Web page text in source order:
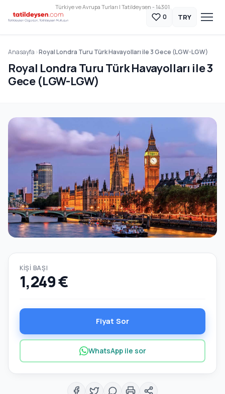
Türkiye ve Avrupa Turları | Tatildeysen - 14301
0 TRY
Anasayfa Royal Londra Turu Türk Havayolları ile 3 Gece (LGW-LGW)
Royal Londra Turu Türk Havayolları ile 3
Gece (LGW-LGW)
KIŞI BAŞI
1,249 €
Fiyat Sor
WhatsApp ile sor